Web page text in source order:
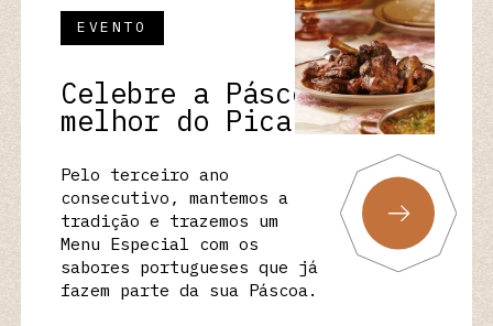
EVENTO
Celebre a Páscoa com o
melhor do Pica-Pau
Pelo terceiro ano
consecutivo, mantemos a
tradição e trazemos um
Menu Especial com os
sabores portugueses que já
fazem parte da sua Páscoa.